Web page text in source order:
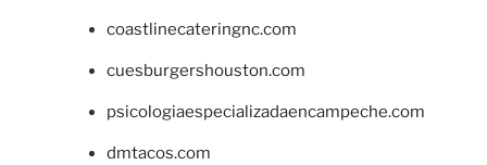
coastlinecateringnc.com
cuesburgershouston.com
psicologiaespecializadaencampeche.com
dmtacos.com